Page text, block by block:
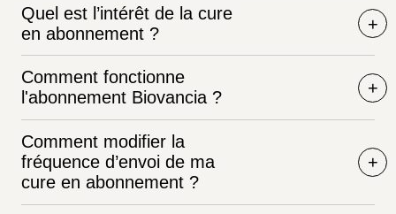
Quel est l’intérêt de la cure
en abonnement ?
Comment fonctionne
l'abonnement Biovancia ?
Comment modifier la
fréquence d’envoi de ma
cure en abonnement ?